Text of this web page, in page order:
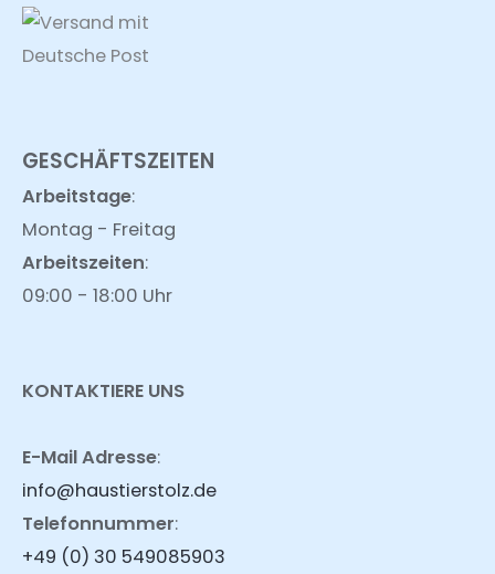
GESCHÄFTSZEITEN
Arbeitstage:
Montag - Freitag
Arbeitszeiten:
09:00 - 18:00 Uhr
KONTAKTIERE UNS
E-Mail Adresse:
info@haustierstolz.de
Telefonnummer:
+49 (0) 30 549085903